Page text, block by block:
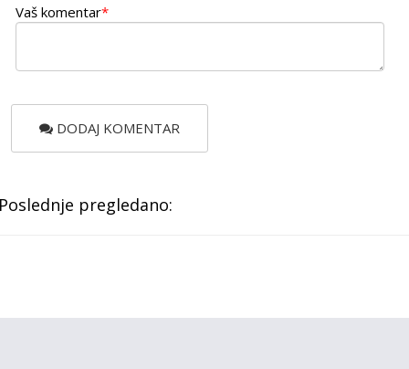
Vaš komentar*
DODAJ KOMENTAR
pregledano: